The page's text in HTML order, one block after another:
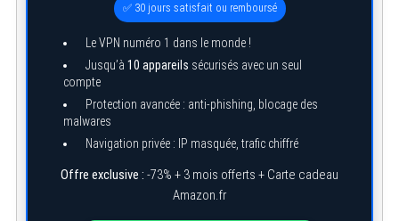
✅ 30 jours satisfait ou remboursé
Le VPN numéro 1 dans le monde !
Jusqu’à 10 appareils sécurisés avec un seul
compte
Protection avancée : anti-phishing, blocage des
malwares
Navigation privée : IP masquée, trafic chiffré
Offre exclusive : -73% + 3 mois offerts + Carte cadeau
Amazon.fr